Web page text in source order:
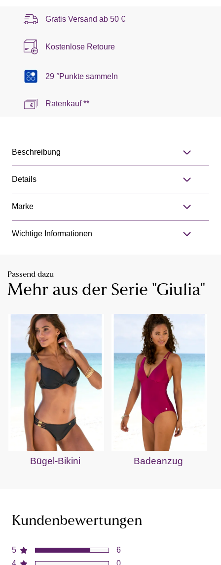
Gratis Versand ab 50 €
Kostenlose Retoure
29 °Punkte sammeln
Ratenkauf **
Beschreibung
Details
Marke
Wichtige Informationen
Passend dazu
Mehr aus der Serie "Giulia"
Bügel-Bikini Badeanzug
Kundenbewertungen
5
6